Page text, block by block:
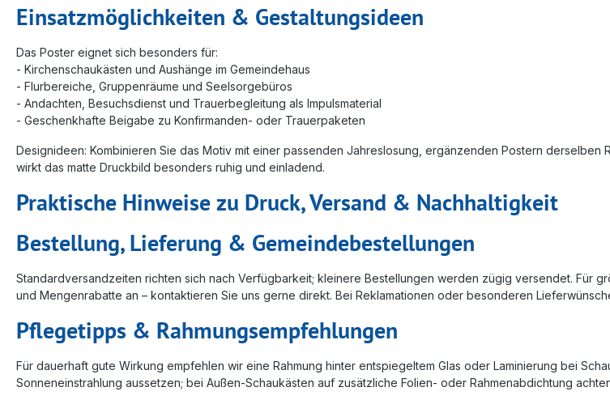
Einsatzmöglichkeiten & Gestaltungsideen
Das Poster eignet sich besonders für:
- Kirchenschaukästen und Aushänge im Gemeindehaus
- Flurbereiche, Gruppenräume und Seelsorgebüros
- Andachten, Besuchsdienst und Trauerbegleitung als Impulsmaterial
- Geschenkhafte Beigabe zu Konfirmanden‑ oder Trauerpaketen
Designideen: Kombinieren Sie das Motiv mit einer passenden Jahreslosung, ergänzenden Postern
wirkt das matte Druckbild besonders ruhig und einladend.
Praktische Hinweise zu Druck, Versand & Nachhaltigkeit
Bestellung, Lieferung & Gemeindebestellungen
Standardversandzeiten richten sich nach Verfügbarkeit; kleinere Bestellungen werden zügig versendet. Für
und Mengenrabatte an – kontaktieren Sie uns gerne direkt. Bei Reklamationen oder besonderen
Pflegetipps & Rahmungsempfehlungen
Für dauerhaft gute Wirkung empfehlen wir eine Rahmung hinter entspiegeltem Glas oder Laminierung bei
Sonneneinstrahlung aussetzen; bei Außen‑Schaukästen auf zusätzliche Folien‑ oder Rahmenabdichtung